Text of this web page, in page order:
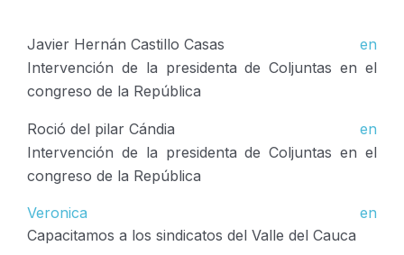
Javier Hernán Castillo Casas en
Intervención de la presidenta de Coljuntas en el
congreso de la República
Roció del pilar Cándia en
Intervención de la presidenta de Coljuntas en el
congreso de la República
Veronica en
Capacitamos a los sindicatos del Valle del Cauca